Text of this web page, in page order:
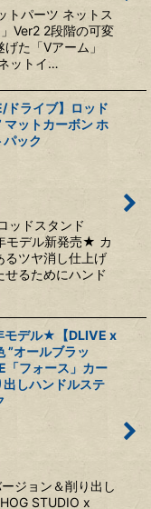
トパーツ ネットス
Ver2 2段階の可変
た「Vアーム」
ットイ…
ライブ】ロッド
マットカーボン ホ
ック
ッドスタンド
モデル新発売★ カ
るツヤ消し仕上げ
るためにハンド
デル★【DLIVE x
”オールブラッ
「フォース」カー
しハンドルステ
ジョン＆削り出し
STUDIO x